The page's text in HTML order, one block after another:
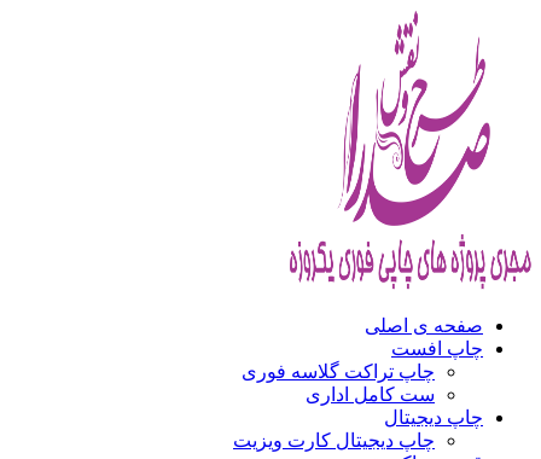
صفحه ی اصلی
چاپ افست
چاپ تراکت گلاسه فوری
ست کامل اداری
چاپ دیجیتال
چاپ دیجیتال کارت ویزیت